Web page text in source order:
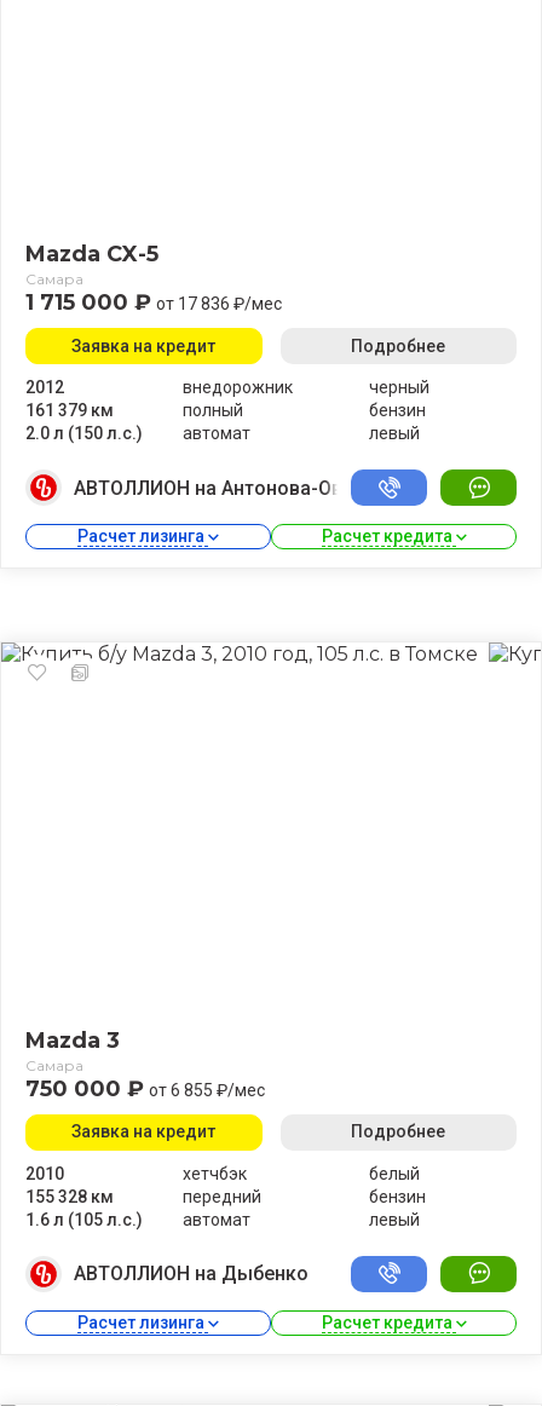
Mazda CX-5
Самара
1 715 000 ₽ от 17 836 ₽/мес
2012
161 379 км
2.0 л (150 л.с.)
внедорожник
полный
автомат
черный
бензин
левый
Заявка на кредит Подробнее
АВТОЛЛИОН на Антонова-Овсеенко
Расчет лизинга Расчет кредита
Mazda 3
Самара
750 000 ₽ от 6 855 ₽/мес
2010
155 328 км
1.6 л (105 л.с.)
хетчбэк
передний
автомат
белый
бензин
левый
Заявка на кредит Подробнее
АВТОЛЛИОН на Дыбенко
Расчет лизинга Расчет кредита